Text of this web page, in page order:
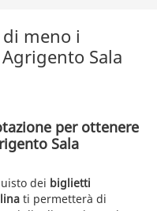
meno i
Sala
per ottenere
Sala
dei biglietti
ti permetterà di